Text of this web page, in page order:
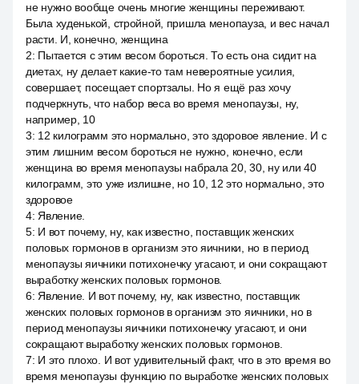
не нужно вообще очень многие женщины переживают.
Была худенькой, стройной, пришла менопауза, и вес начал
расти. И, конечно, женщина
2: Пытается с этим весом бороться. То есть она сидит на
диетах, ну делает какие-то там невероятные усилия,
совершает, посещает спортзалы. Но я ещё раз хочу
подчеркнуть, что набор веса во время менопаузы, ну,
например, 10
3: 12 килограмм это нормально, это здоровое явление. И с
этим лишним весом бороться не нужно, конечно, если
женщина во время менопаузы набрала 20, 30, ну или 40
килограмм, это уже излишне, но 10, 12 это нормально, это
здоровое
4: Явление.
5: И вот почему, ну, как известно, поставщик женских
половых гормонов в организм это яичники, но в период
менопаузы яичники потихонечку угасают, и они сокращают
выработку женских половых гормонов.
6: Явление. И вот почему, ну, как известно, поставщик
женских половых гормонов в организм это яичники, но в
период менопаузы яичники потихонечку угасают, и они
сокращают выработку женских половых гормонов.
7: И это плохо. И вот удивительный факт, что в это время во
время менопаузы функцию по выработке женских половых